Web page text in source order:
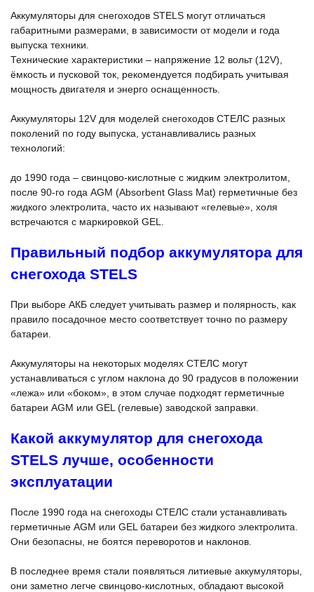
Аккумуляторы для снегоходов STELS могут отличаться
габаритными размерами, в зависимости от модели и года
выпуска техники.
Технические характеристики – напряжение 12 вольт (12V),
ёмкость и пусковой ток, рекомендуется подбирать учитывая
мощность двигателя и энерго оснащенность.
Аккумуляторы 12V для моделей снегоходов СТЕЛС разных
поколений по году выпуска, устанавливались разных
технологий:
до 1990 года – свинцово-кислотные с жидким электролитом,
после 90-го года AGM (Absorbent Glass Mat) герметичные без
жидкого электролита, часто их называют «гелевые», холя
встречаются с маркировкой GEL.
Правильный подбор аккумулятора для
снегохода STELS
При выборе АКБ следует учитывать размер и полярность, как
правило посадочное место соответствует точно по размеру
батареи.
Аккумуляторы на некоторых моделях СТЕЛС могут
устанавливаться с углом наклона до 90 градусов в положении
«лежа» или «боком», в этом случае подходят герметичные
батареи AGM или GEL (гелевые) заводской заправки.
Какой аккумулятор для снегохода
STELS лучше, особенности
эксплуатации
После 1990 года на снегоходы СТЕЛС стали устанавливать
герметичные AGM или GEL батареи без жидкого электролита.
Они безопасны, не боятся переворотов и наклонов.
В последнее время стали появляться литиевые аккумуляторы,
они заметно легче свинцово-кислотных, обладают высокой